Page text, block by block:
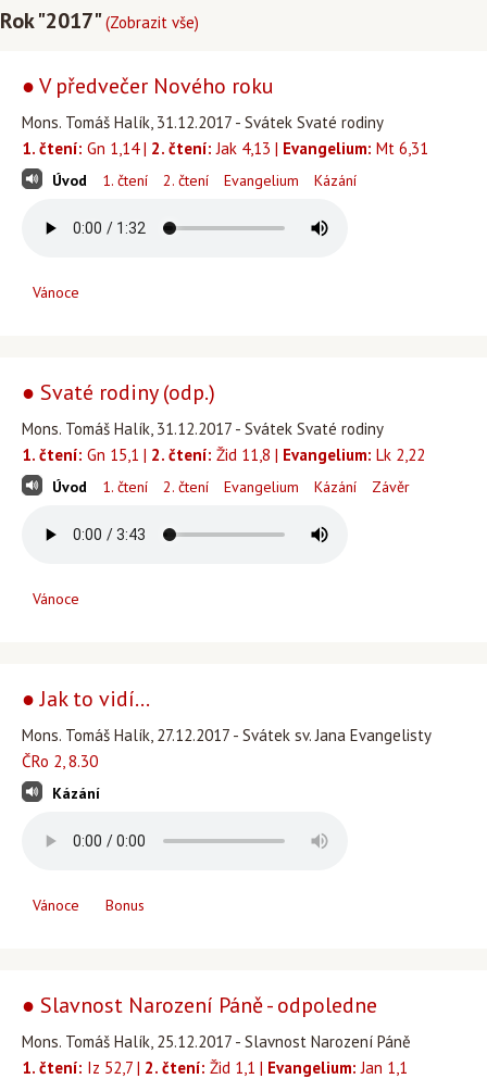
Rok "2017"(Zobrazit vše)
● V předvečer Nového roku
Mons. Tomáš Halík, 31.12.2017 - Svátek Svaté rodiny
1. čtení: Gn 1,14 | 2. čtení: Jak 4,13 | Evangelium: Mt 6,31
Úvod 1. čtení 2. čtení Evangelium Kázání
Vánoce
● Svaté rodiny (odp.)
Mons. Tomáš Halík, 31.12.2017 - Svátek Svaté rodiny
1. čtení: Gn 15,1 | 2. čtení: Žid 11,8 | Evangelium: Lk 2,22
Úvod 1. čtení 2. čtení Evangelium Kázání Závěr
Vánoce
● Jak to vidí...
Mons. Tomáš Halík, 27.12.2017 - Svátek sv. Jana Evangelisty
ČRo 2, 8.30
Kázání
Vánoce Bonus
● Slavnost Narození Páně - odpoledne
Mons. Tomáš Halík, 25.12.2017 - Slavnost Narození Páně
1. čtení: Iz 52,7 | 2. čtení: Žid 1,1 | Evangelium: Jan 1,1